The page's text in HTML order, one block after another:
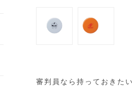
審判員なら持っておきた